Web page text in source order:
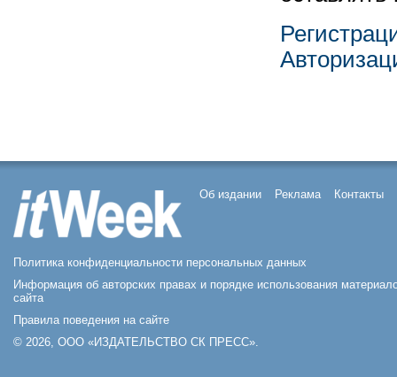
Об издании Реклама Контакты
Политика конфиденциальности персональных данных
Информация об авторских правах и порядке использования
сайта
Правила поведения на сайте
© 2026, ООО «ИЗДАТЕЛЬСТВО СК ПРЕСС».